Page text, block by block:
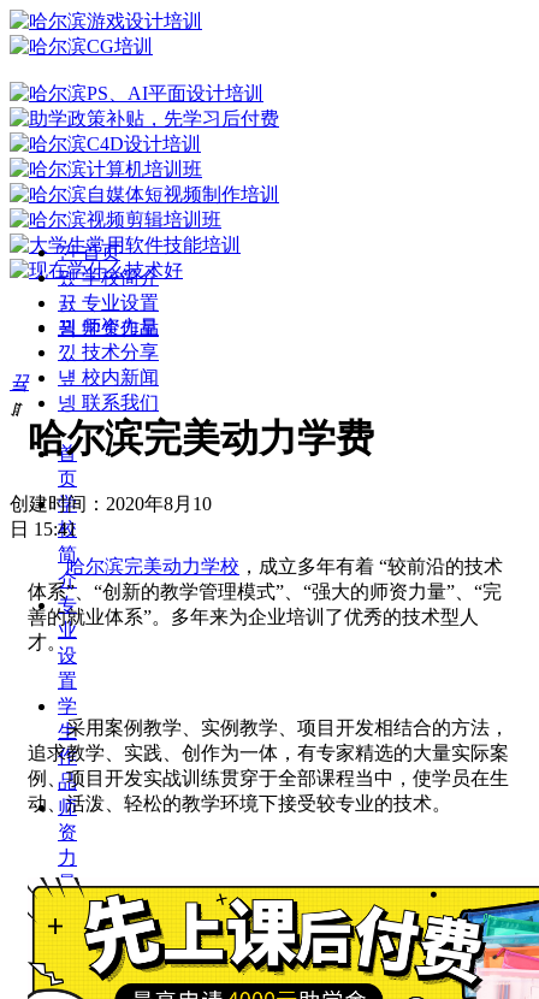
낀 首页
뀄 学校简介
뀴 专业设置
끡 学生作品
뀡 师资力量
낐 技术分享
넆 校内新闻
넹 联系我们
끀
ꁲ
首
页
学
校
简
介
专
业
设
置
学
生
作
品
师
资
力
量
内
讯
哈尔滨完美动力学费
创建时间： 2020年8月10
日 15:41
哈尔滨完美动力学校 ，成立多年有着 “较前沿的技术
体系”、“创新的教学管理模式”、“强大的师资力量”、“完
善的就业体系”。多年来为企业培训了优秀的技术型人
才。
采用案例教学、实例教学、项目开发相结合的方法，
追求教学、实践、创作为一体，有专家精选的大量实际案
例、项目开发实战训练贯穿于全部课程当中，使学员在生
动、活泼、轻松的教学环境下接受较专业的技术。